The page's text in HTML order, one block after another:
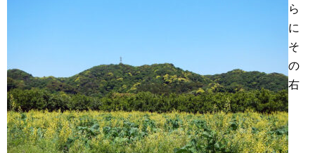
ら
に
そ
の
右